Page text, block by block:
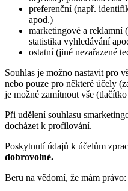
preferenční (např.
apod.)
marketingové a reklamní
statistika vyhledávání
ostatní (jiné nezařazené
Souhlas je možno nastavit pro
nebo pouze pro některé účely
je možné zamítnout vše
Při udělení souhlasu
docházet k profilování.
Poskytnutí údajů k účelům
dobrovolné.
Beru na vědomí, že mám právo: